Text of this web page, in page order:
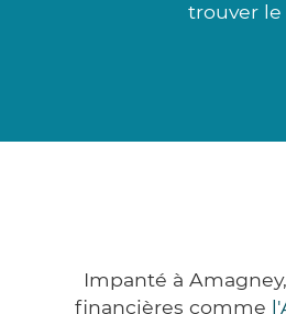
trouver
Impanté à
financières comme